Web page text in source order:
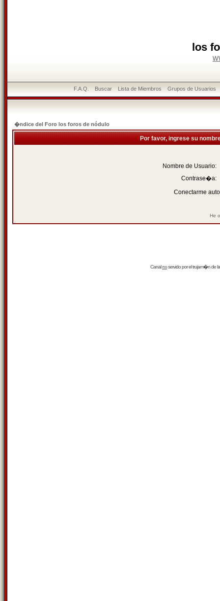
los
F.A.Q. Buscar Lista de Miembros Grupos de Usuarios
�ndice del Foro los foros de nódulo
Por favor, ingrese su
Nombre de Usuario:
Contrase�a:
Conectarme
He
Canalrssservido por eltrujam�nde